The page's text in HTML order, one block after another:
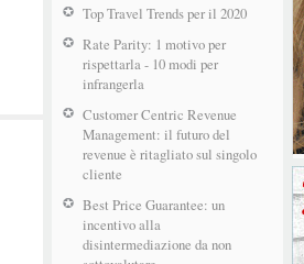
Top Travel Trends per il 2020
Rate Parity: 1 motivo per
rispettarla - 10 modi per
infrangerla
Customer Centric Revenue
Management: il futuro del
revenue è ritagliato sul singolo
cliente
Best Price Guarantee: un
incentivo alla
disintermediazione da non